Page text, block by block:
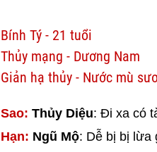
Bính Tý - 21 tuổi
Thủy mạng - Dương Nam
Giản hạ thủy - Nước mù
Sao: Thủy Diệu: Đi xa có
Hạn: Ngũ Mộ: Dễ bị bị lừa